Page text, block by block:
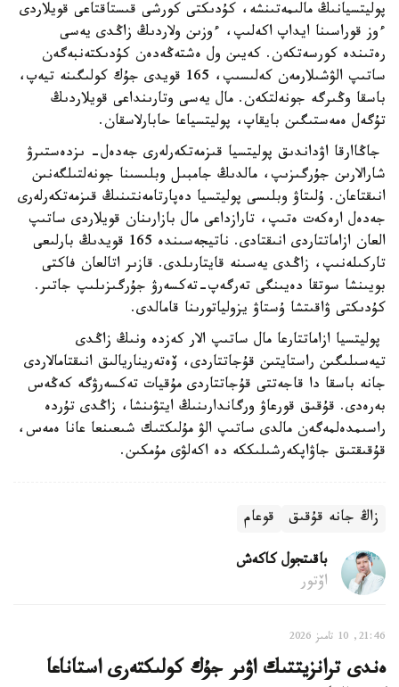
پوليتسيانىڭ مالىمەتىنشە، كۇدىكتى كورشى قىستاقتاعى قويلاردى
ءوز قوراسىنا ايداپ اكەلىپ، ءوزىن ولاردىڭ زاڭدى يەسى
رەتىندە كورسەتكەن. كەيىن ول ەشتەڭەدەن كۇدىكتەنبەگەن
ساتىپ الۋشىلارمەن كەلىسىپ، 165 قويدى جۇك كولىگىنە تيەپ،
باسقا وڭىرگە جونەلتكەن. مال يەسى وتارىنداعى قويلاردىڭ
تۇگەل ەمەستىگىن بايقاپ، پوليتسياعا حابارلاسقان.
جاڭاارقا اۋداندىق پوليتسيا قىزمەتكەرلەرى جەدەل- ىزدەستىرۋ
شارالارىن جۇرگىزىپ، مالدىڭ جامبىل وبلىسىنا جونەلتىلگەنىن
انىقتاعان. ۇلىتاۋ وبلىسى پوليتسيا دەپارتامەنتىنىڭ قىزمەتكەرلەرى
جەدەل ارەكەت ەتىپ، تارازداعى مال بازارىنان قويلاردى ساتىپ
العان ازاماتتاردى انىقتادى. ناتيجەسىندە 165 قويدىڭ بارلىعى
تاركىلەنىپ، زاڭدى يەسىنە قايتارىلدى. قازىر اتالعان فاكتى
بويىنشا سوتقا دەيىنگى تەرگەپ-تەكسەرۋ جۇرگىزىلىپ جاتىر.
كۇدىكتى ۋاقىتشا ۇستاۋ يزولياتورىنا قامالدى.
پوليتسيا ازاماتتارعا مال ساتىپ الار كەزدە ونىڭ زاڭدى
تيەسىلىگىن راستايتىن قۇجاتتاردى، ۆەتەريناريالىق انىقتامالاردى
جانە باسقا دا قاجەتتى قۇجاتتاردى مۇقيات تەكسەرۋگە كەڭەس
بەرەدى. قۇقىق قورعاۋ ورگاندارىنىڭ ايتۋىنشا، زاڭدى تۇردە
راسىمدەلمەگەن مالدى ساتىپ الۋ مۇلىكتىك شىعىنعا عانا ەمەس،
قۇقىقتىق جاۋاپكەرشىلىككە دە اكەلۋى مۇمكىن.
زاڭ جانە قۇقىق قوعام
باقىتجول كاكەش
اۆتور
21:46, 10 تامىز 2026
ەندى ترانزيتتىك اۋىر جۇك كولىكتەرى استاناعا